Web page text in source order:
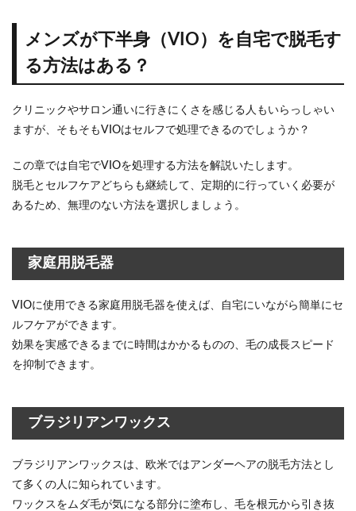
メンズが下半身（VIO）を自宅で脱毛す
る方法はある？
クリニックやサロン通いに行きにくさを感じる人もいらっしゃい
ますが、そもそもVIOはセルフで処理できるのでしょうか？
この章では自宅でVIOを処理する方法を解説いたします。
脱毛とセルフケアどちらも継続して、定期的に行っていく必要が
あるため、無理のない方法を選択しましょう。
家庭用脱毛器
VIOに使用できる家庭用脱毛器を使えば、自宅にいながら簡単にセ
ルフケアができます。
効果を実感できるまでに時間はかかるものの、毛の成長スピード
を抑制できます。
ブラジリアンワックス
ブラジリアンワックスは、欧米ではアンダーヘアの脱毛方法とし
て多くの人に知られています。
ワックスをムダ毛が気になる部分に塗布し、毛を根元から引き抜